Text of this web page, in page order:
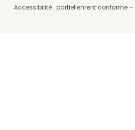
Accessibilité : partiellement conforme